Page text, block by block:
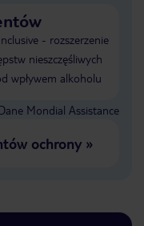
- rozszerzenie
nieszczęśliwych
wpływem alkoholu
Mondial Assistance
ochrony»